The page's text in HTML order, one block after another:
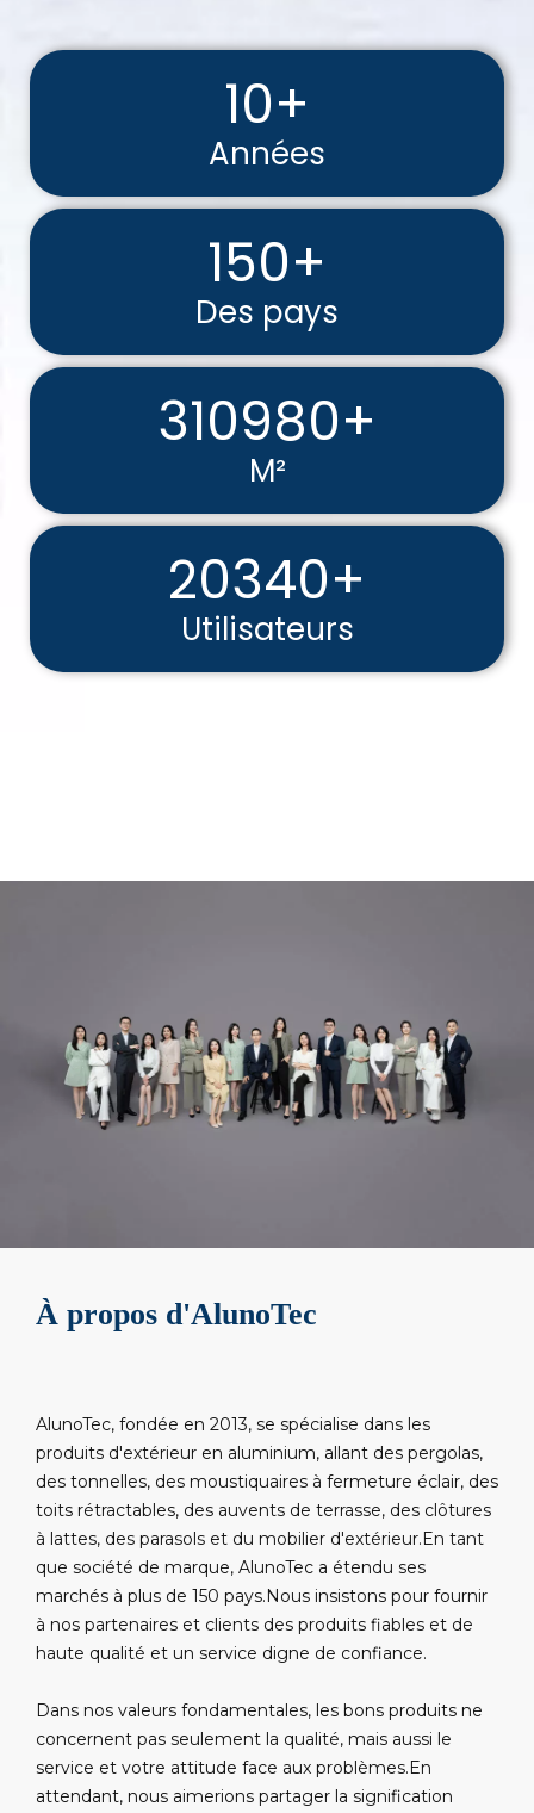
10+
Années
150+
Des pays
310980+
M²
20340+
Utilisateurs
À propos d'AlunoTec
AlunoTec, fondée en 2013, se spécialise dans les
produits d'extérieur en aluminium, allant des pergolas,
des tonnelles, des moustiquaires à fermeture éclair, des
toits rétractables, des auvents de terrasse, des clôtures
à lattes, des parasols et du mobilier d'extérieur.En tant
que société de marque, AlunoTec a étendu ses
marchés à plus de 150 pays.Nous insistons pour fournir
à nos partenaires et clients des produits fiables et de
haute qualité et un service digne de confiance.
Dans nos valeurs fondamentales, les bons produits ne
concernent pas seulement la qualité, mais aussi le
service et votre attitude face aux problèmes.En
attendant, nous aimerions partager la signification